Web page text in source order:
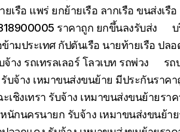
เรือ แพร่ ยกย้ายเรือ ลากเรือ ขนส่งเรือ
ราคาถูก ยกขึ้นลงรับส่ง
ามประเทศ กัปตันเรือ นายท้ายเรือ ปล
าง รถเทรลเลอร์ โลวเบท รถพ่วง
รถ
บจ้าง เหมาขนส่งขนย้าย มีประกันราคา
เชิงเทรา รับจ้าง เหมาขนส่งขนย้ายรา
นักนครนายก รับจ้าง เหมาขนส่งขนย้า